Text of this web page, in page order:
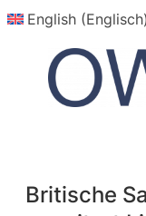
Zum
springen
English (Englisch)
Britische